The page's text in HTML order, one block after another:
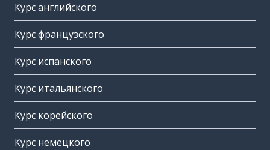
Курс английского
Курс французского
Курс испанского
Курс итальянского
Курс корейского
Курс немецкого